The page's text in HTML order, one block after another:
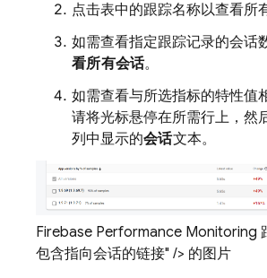
点击表中的跟踪名称以查看所
如需查看指定跟踪记录的会话
看所有会话。
如需查看与所选指标的特性值
请将光标悬停在所需行上，然
列中显示的会话文本。
Firebase Performance Monitoring
包含指向会话的链接" /> 的图片